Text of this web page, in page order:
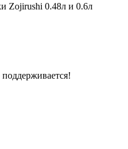
Zojirushi 0.48л и 0.6л